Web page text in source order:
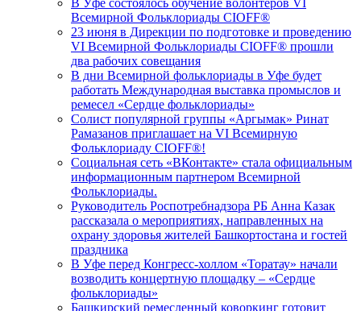
Всемирной Фольклориады CIOFF®️
23 июня в Дирекции по подготовке и проведению
VI Всемирной Фольклориады CIOFF®️ прошли
два рабочих совещания
В дни Всемирной фольклориады в Уфе будет
работать Международная выставка промыслов и
ремесел «Сердце фольклориады»
Солист популярной группы «Аргымак» Ринат
Рамазанов приглашает на VI Всемирную
Фольклориаду CIOFF®️!
Социальная сеть «ВКонтакте» стала официальным
информационным партнером Всемирной
Фольклориады.
Руководитель Роспотребнадзора РБ Анна Казак
рассказала о мероприятиях, направленных на
охрану здоровья жителей Башкортостана и гостей
праздника
В Уфе перед Конгресс-холлом «Торатау» начали
возводить концертную площадку – «Сердце
фольклориады»
Башкирский ремесленный коворкинг готовит